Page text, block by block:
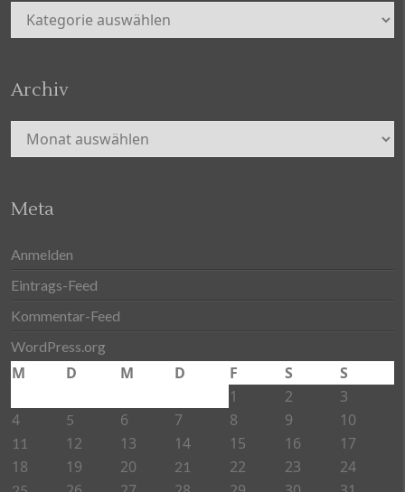
Kategorien
Archiv
Archiv
Meta
Anmelden
Eintrags-Feed
Kommentar-Feed
WordPress.org
M D M D F S
S
1
2
3
4
5 6 7 8 9 10
11 12 13 14 15 16
17
18
19 20 21 22 23 24